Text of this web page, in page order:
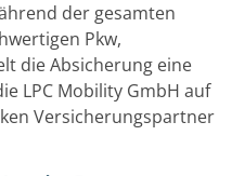
der gesamten
Pkw,
die Absicherung eine
LPC Mobility GmbH auf
Versicherungspartner